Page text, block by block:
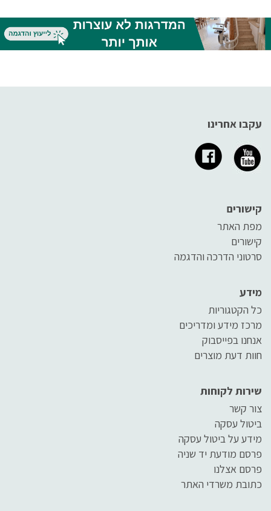
הבריאות.
עקבו אחרינו
קישורים
מפת האתר
קישורים
סרטוני הדרכה והדגמה
מידע
כל הקטגוריות
מרכז מידע ומדריכים
אנחנו בפייסבוק
חוות דעת מוצרים
שירות לקוחות
צור קשר
ביטול עסקה
מידע על ביטול עסקה
פרסם מודעת יד שניה
פרסם אצלנו
כתובת משרדי האתר